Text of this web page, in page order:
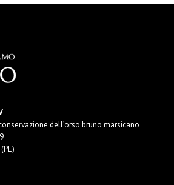
dell’orso bruno marsicano